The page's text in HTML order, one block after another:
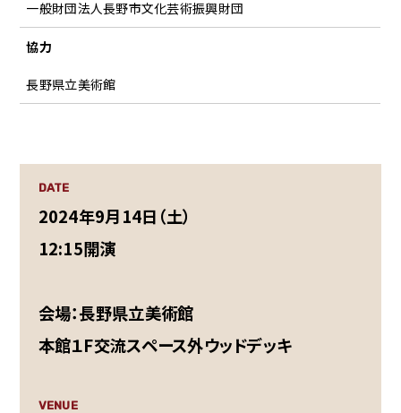
一般財団法人長野市文化芸術振興財団
協力
長野県立美術館
DATE
2024年9月14日（土）
12:15開演
会場：長野県立美術館
本館１F交流スペース外ウッドデッキ
VENUE